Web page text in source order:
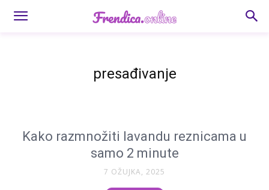
presađivanje
Kako razmnožiti lavandu reznicama u
samo 2 minute
7 OŽUJKA, 2025